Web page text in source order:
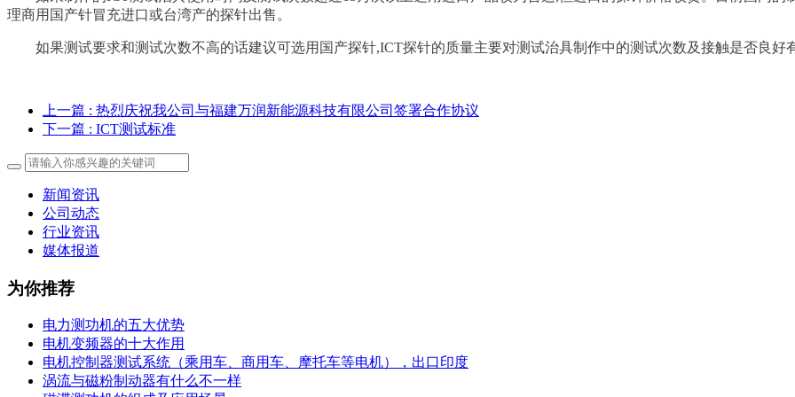
理商用国产针冒充进口或台湾产的探针出售。
如果测试要求和测试次数不高的话建议可选用国产探针,ICT探针的质量主要对测试治具制作中的测试次数及接触是否良好
上一篇 : 热烈庆祝我公司与福建万润新能源科技有限公司签署合作协议
下一篇 : ICT测试标准
新闻资讯
公司动态
行业资讯
媒体报道
为你推荐
电力测功机的五大优势
电机变频器的十大作用
电机控制器测试系统（乘用车、商用车、摩托车等电机），出口印度
涡流与磁粉制动器有什么不一样